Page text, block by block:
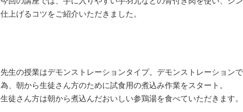
仕上げるコツをご紹介いただきました。
先生の授業はデモンストレーションタイプ。デモンストレーション
為、朝から生徒さん方のために試食用の煮込み作業をスタート。
生徒さん方は朝から煮込んだおいしい参鶏湯を食べていただきます。